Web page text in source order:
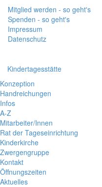
Mitglied werden - so geht's
Spenden - so geht's
Impressum
Datenschutz
Kindertagesstätte
Konzeption
Handreichungen
Infos
A-Z
Mitarbeiter/Innen
Rat der Tageseinrichtung
Kinderkirche
Zwergengruppe
Kontakt
Öffnungszeiten
Aktuelles